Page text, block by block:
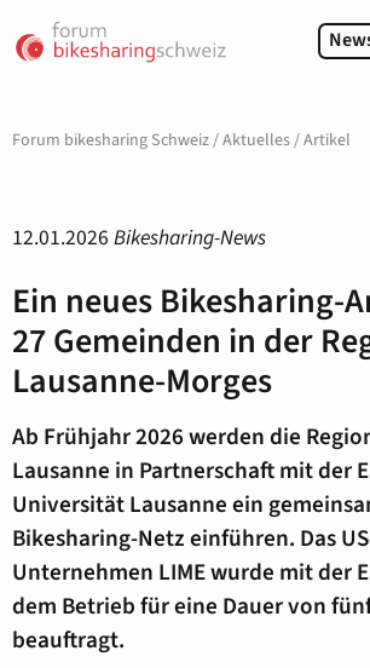
Forum bikesharing Schweiz/Aktuelles/Artikel
12.01.2026 Bikesharing-News
Ein neues Bikesharing-
27 Gemeinden in der
Lausanne-Morges
Ab Frühjahr 2026 werden die
Lausanne in Partnerschaft mit der
Universität Lausanne ein
Bikesharing-Netz einführen. Das
Unternehmen LIME wurde mit der
dem Betrieb für eine Dauer von
beauftragt.